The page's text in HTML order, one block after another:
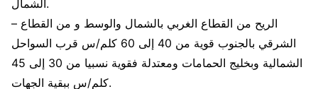
الشمال.
– الريح من القطاع الغربي بالشمال والوسط و من القطاع
الشرقي بالجنوب قوية من 40 إلى 60 كلم/س قرب السواحل
الشمالية وبخليج الحمامات ومعتدلة فقوية نسبيا من 30 إلى 45
كلم/س ببقية الجهات.